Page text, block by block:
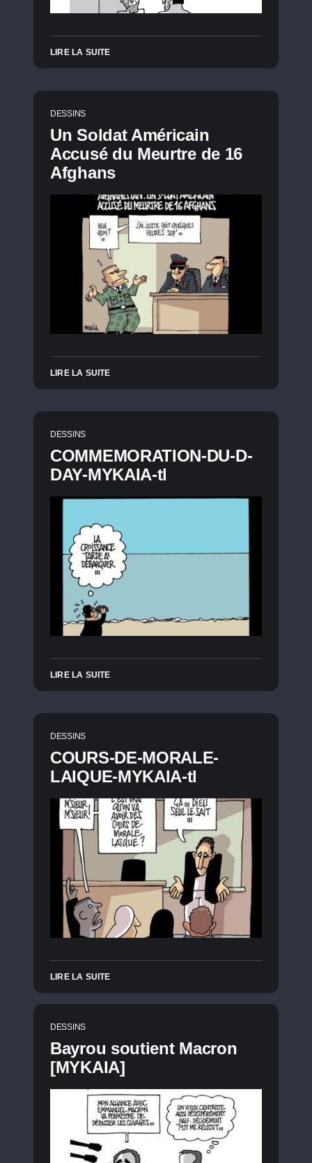
LIRE LA SUITE
DESSINS
Un Soldat Américain
Accusé du Meurtre de 16
Afghans
LIRE LA SUITE
DESSINS
COMMEMORATION-DU-D-
DAY-MYKAIA-tl
LIRE LA SUITE
DESSINS
COURS-DE-MORALE-
LAIQUE-MYKAIA-tl
LIRE LA SUITE
DESSINS
Bayrou soutient Macron
[MYKAIA]